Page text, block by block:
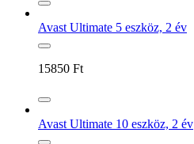
Avast Ultimate 5 eszköz, 2 év
15850 Ft
Avast Ultimate 10 eszköz, 2 év